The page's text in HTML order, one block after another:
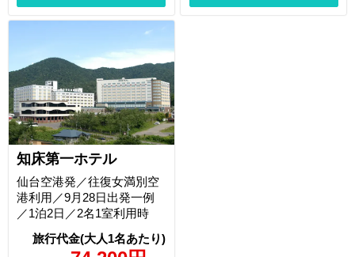
知床第一ホテル
仙台空港発／往復女満別空
港利用／9月28日出発一例
／1泊2日／2名1室利用時